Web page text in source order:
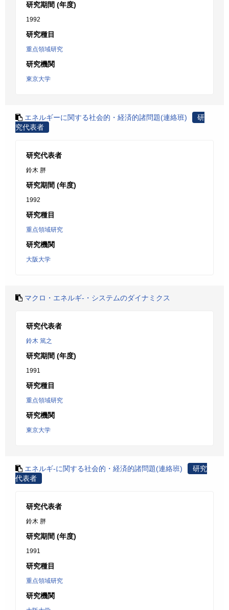
研究期間 (年度)
1992
研究種目
重点領域研究
研究機関
東京大学
エネルギーに関する社会的・経済的諸問題(連絡班)
研
究代表者
研究代表者
鈴木 胖
研究期間 (年度)
1992
研究種目
重点領域研究
研究機関
大阪大学
マクロ・エネルギ-・システムのダイナミクス
研究代表者
鈴木 篤之
研究期間 (年度)
1991
研究種目
重点領域研究
研究機関
東京大学
エネルギ-に関する社会的・経済的諸問題(連絡班)
研究
代表者
研究代表者
鈴木 胖
研究期間 (年度)
1991
研究種目
重点領域研究
研究機関